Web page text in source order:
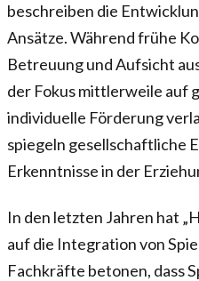
beschreiben die
Ansätze. Während frühe
Betreuung und Aufsicht
der Fokus mittlerweile auf
individuelle Förderung
spiegeln gesellschaftliche
Erkenntnisse in der
In den letzten Jahren hat
auf die Integration von
Fachkräfte betonen, dass